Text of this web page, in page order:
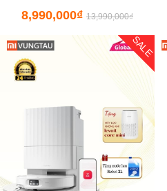
8,990,000₫ 13,990,000₫
SALE